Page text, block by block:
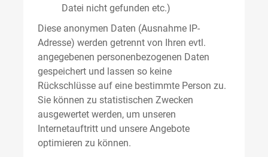
Datei nicht gefunden etc.)
Diese anonymen Daten (Ausnahme IP-
Adresse) werden getrennt von Ihren evtl.
angegebenen personenbezogenen Daten
gespeichert und lassen so keine
Rückschlüsse auf eine bestimmte Person zu.
Sie können zu statistischen Zwecken
ausgewertet werden, um unseren
Internetauftritt und unsere Angebote
optimieren zu können.